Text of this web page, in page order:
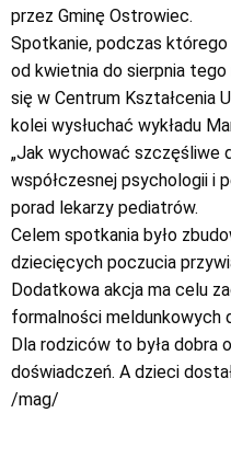
przez Gminę Ostrowiec.
Spotkanie, podczas
od kwietnia do sierpnia tego
się w Centrum Kształcenia
kolei wysłuchać wykładu
„Jak wychować szczęśliwe
współczesnej psychologii i
porad lekarzy pediatrów.
Celem spotkania było
dziecięcych poczucia
Dodatkowa akcja ma celu
formalności meldunkowych
Dla rodziców to była dobra
doświadczeń. A dzieci
/mag/